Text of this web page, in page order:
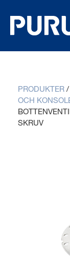
PRODUKTER /
OCH
SKRUV